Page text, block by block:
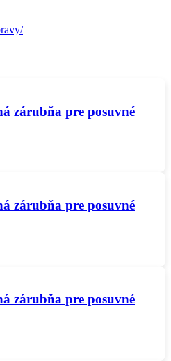
zárubňa pre posuvné
zárubňa pre posuvné
zárubňa pre posuvné